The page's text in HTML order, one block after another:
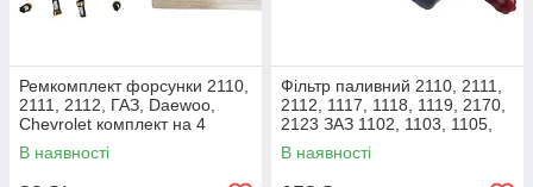
Ремкомплект форсунки 2110,
2111, 2112, ГАЗ, Daewoo,
Chevrolet комплект на 4
форсунки
В наявності
Фільтр паливний 2110, 2111,
2112, 1117, 1118, 1119, 2170,
2123 ЗАЗ 1102, 1103, 1105,
Sens (інжектор) під хомут з
2005 р. АТ
В наявності